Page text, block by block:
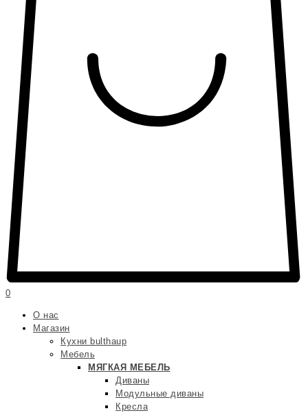
0
О нас
Магазин
Кухни bulthaup
Мебель
МЯГКАЯ МЕБЕЛЬ
Диваны
Модульные диваны
Кресла